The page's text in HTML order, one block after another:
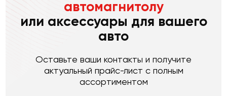
автомагнитолу
или аксессуары для вашего
авто
Оставьте ваши контакты и получите
актуальный прайс-лист с полным
ассортиментом